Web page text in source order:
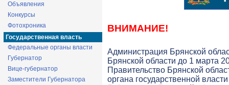
Объявления
Конкурсы
Фотохроника
Государственная власть
Федеральные органы власти
Губернатор
Вице-губернатор
Заместители Губернатора
ВНИМАНИЕ!
Администрация Брянской
Брянской области до 1 марта
Правительство Брянской
органа государственной